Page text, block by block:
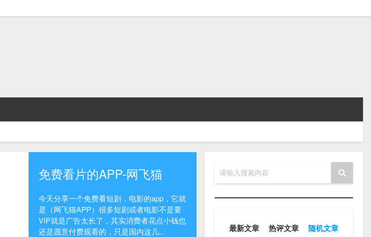
免费看片的APP-网飞猫
今天分享一个免费看短剧，电影的app，它就
是（网飞猫APP）很多短剧或者电影不是要
VIP就是广告太长了，其实消费者花点小钱也
还是愿意付费观看的，只是国内这几...
请输入搜索内容
最新文章 热评文章 随机文章